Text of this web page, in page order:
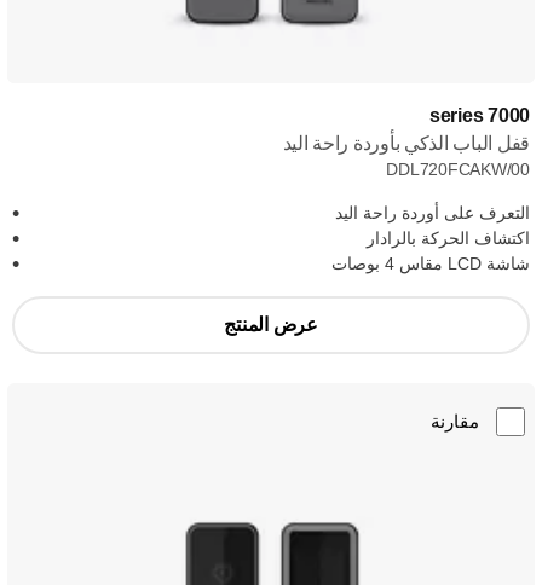
7000 series
قفل الباب الذكي بأوردة راحة اليد
DDL720FCAKW/00
التعرف على أوردة راحة اليد
اكتشاف الحركة بالرادار
شاشة LCD مقاس 4 بوصات
عرض المنتج
مقارنة